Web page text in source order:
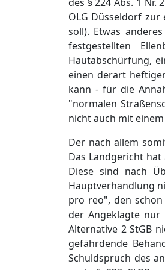
OLG Düsseldorf
soll). Etwas
festgestellten
Hautabschürfung,
einen derart
kann - für die
"normalen
nicht auch mit
Der nach allem
Das Landgericht
Diese sind nach
Hauptverhandlung
pro reo", den schon
der Angeklagte nur
Alternative 2 StGB
gefährdende
Schuldspruch des